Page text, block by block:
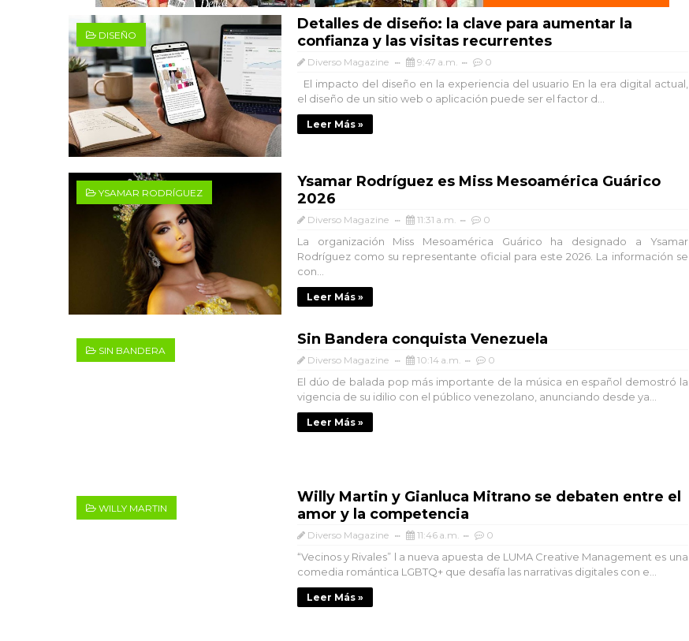
DISEÑO
Detalles de diseño: la clave para aumentar la
confianza y las visitas recurrentes
Diverso Magazine 9:47 a.m. 0
El impacto del diseño en la experiencia del usuario En la era digital actual,
el diseño de un sitio web o aplicación puede ser el factor d...
Leer Más »
YSAMAR RODRÍGUEZ
Ysamar Rodríguez es Miss Mesoamérica Guárico
2026
Diverso Magazine 11:31 a.m. 0
La organización Miss Mesoamérica Guárico ha designado a Ysamar
Rodríguez como su representante oficial para este 2026. La información se
con...
Leer Más »
SIN BANDERA
Sin Bandera conquista Venezuela
Diverso Magazine 10:14 a.m. 0
El dúo de balada pop más importante de la música en español demostró la
vigencia de su idilio con el público venezolano, anunciando desde ya...
Leer Más »
WILLY MARTIN
Willy Martin y Gianluca Mitrano se debaten entre el
amor y la competencia
Diverso Magazine 11:46 a.m. 0
“Vecinos y Rivales” l a nueva apuesta de LUMA Creative Management es una
comedia romántica LGBTQ+ que desafía las narrativas digitales con e...
Leer Más »